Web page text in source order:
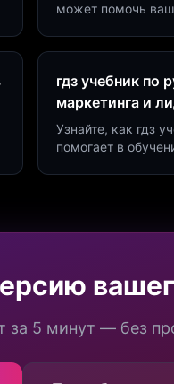
может помочь
гдз учебник по
маркетинга и
Узнайте, как гдз
помогает в
за 5 минут — без